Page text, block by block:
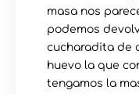
masa nos
podemos
cucharadita de
huevo la que
tengamos la